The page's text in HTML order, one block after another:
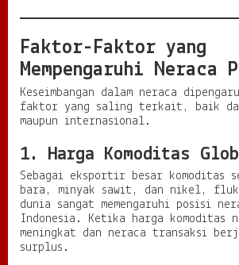
Faktor-Faktor yang
Mempengaruhi Neraca
Keseimbangan dalam neraca
faktor yang saling terkait, baik
maupun internasional.
1. Harga Komoditas
Sebagai eksportir besar komoditas
bara, minyak sawit, dan nikel,
dunia sangat memengaruhi posisi
Indonesia. Ketika harga komoditas
meningkat dan neraca transaksi
surplus.